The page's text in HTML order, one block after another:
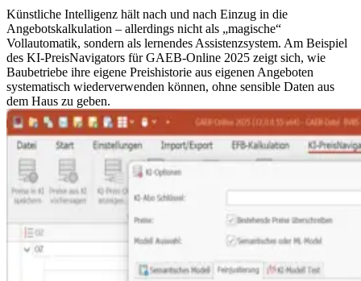
Künstliche Intelligenz hält nach und nach Einzug in die
Angebotskalkulation – allerdings nicht als „magische“
Vollautomatik, sondern als lernendes Assistenzsystem. Am Beispiel
des KI-PreisNavigators für GAEB-Online 2025 zeigt sich, wie
Baubetriebe ihre eigene Preishistorie aus eigenen Angeboten
systematisch wiederverwenden können, ohne sensible Daten aus
dem Haus zu geben.